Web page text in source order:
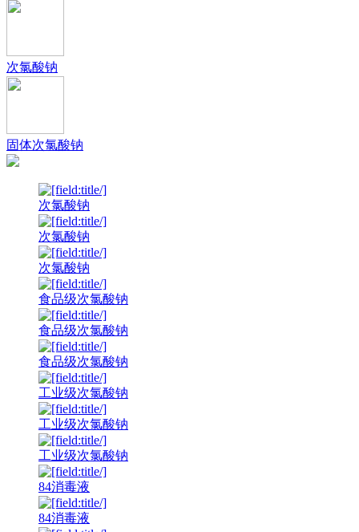
次氯酸钠
固体次氯酸钠
次氯酸钠
次氯酸钠
次氯酸钠
食品级次氯酸钠
食品级次氯酸钠
食品级次氯酸钠
工业级次氯酸钠
工业级次氯酸钠
工业级次氯酸钠
84消毒液
84消毒液